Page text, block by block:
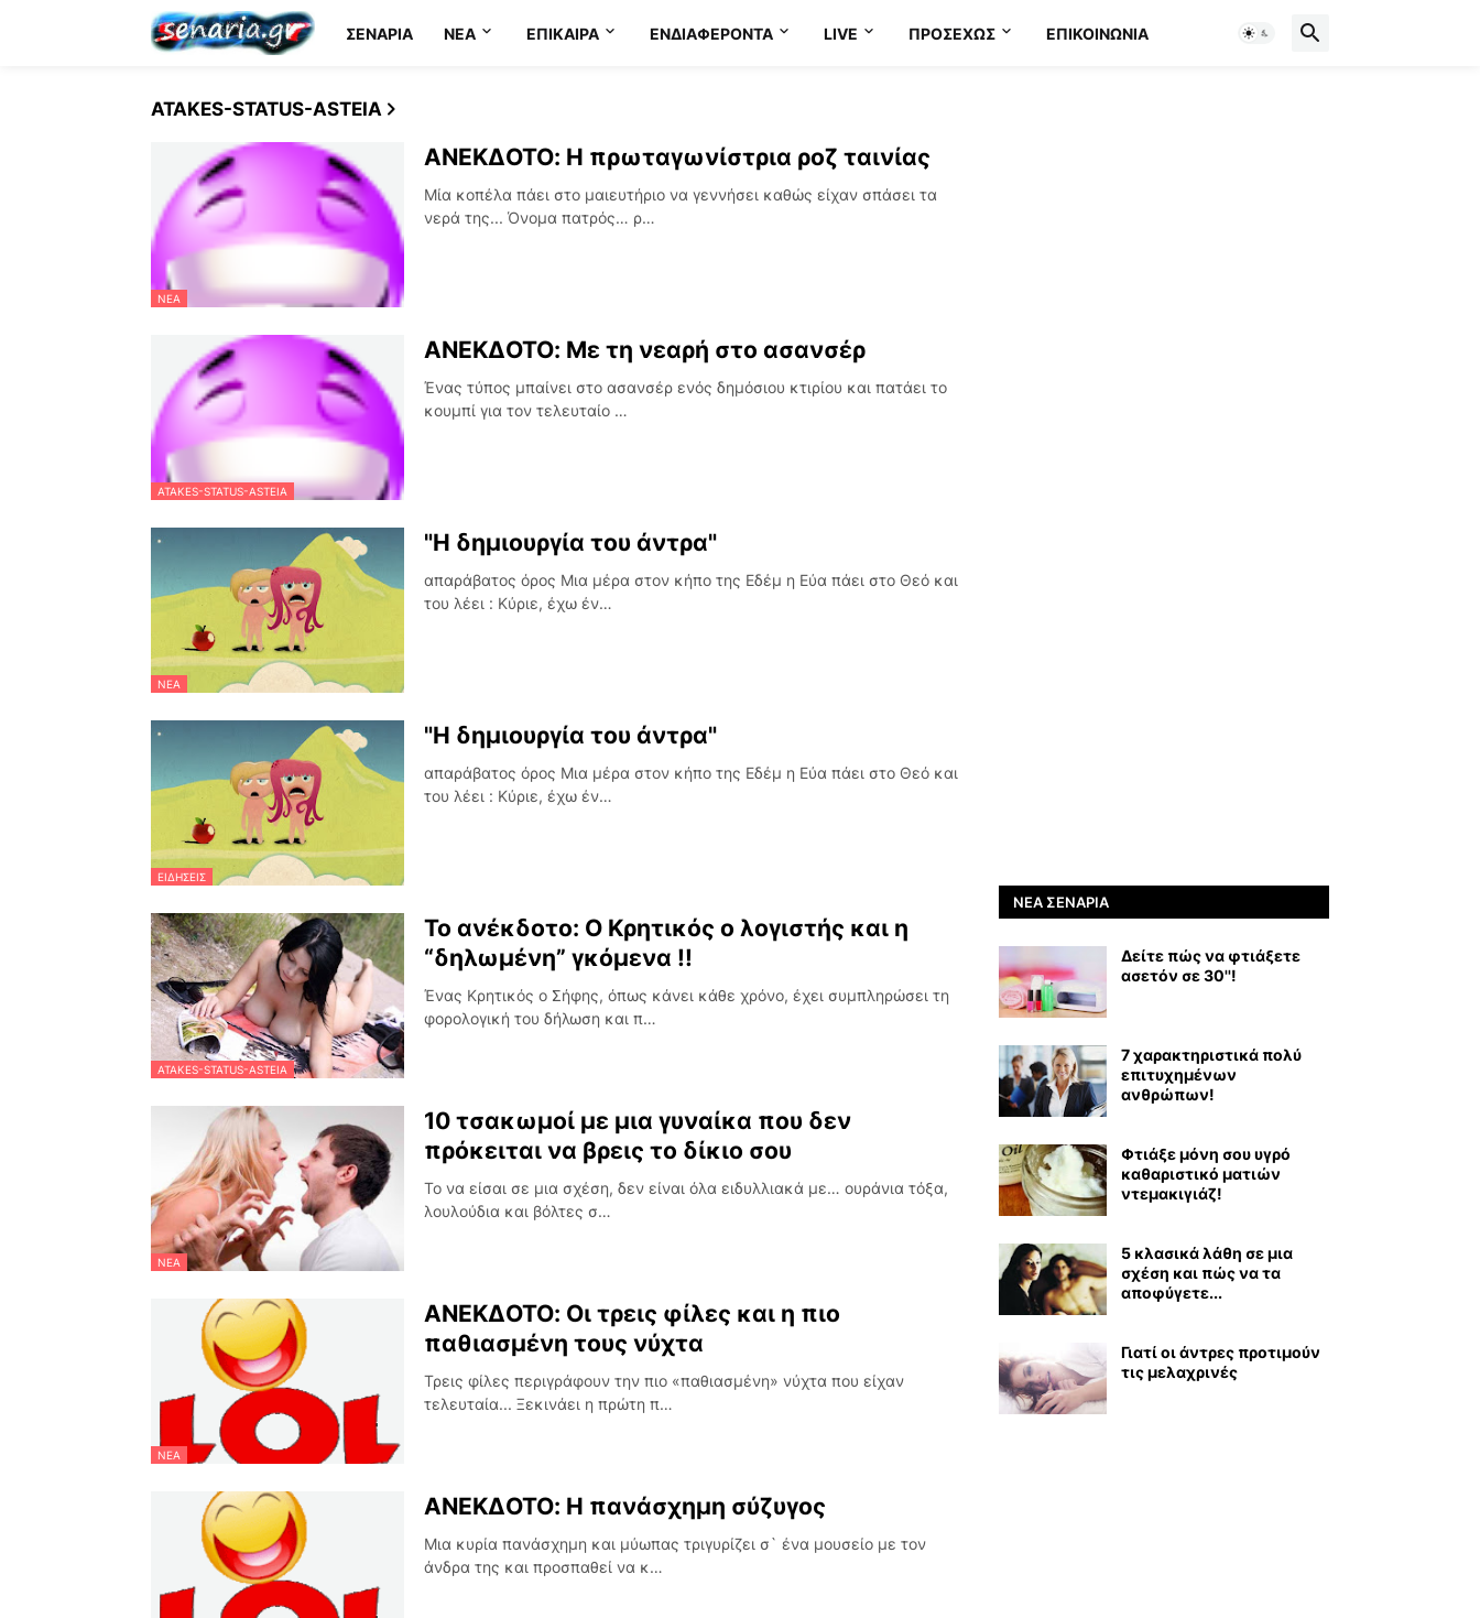
ΣΕΝΆΡΙΑ NEA ΕΠΊΚΑΙΡΑ ΕΝΔΙΑΦΈΡΟΝΤΑ LIVE ΠΡΟΣΕΧΩΣ ΕΠΙΚΟΙΝΩΝΊΑ
ATAKES-STATUS-ASTEIA
ΝΈΑ
ΑΝΕΚΔΟΤΟ: Η πρωταγωνίστρια ροζ ταινίας
Mία κοπέλα πάει στο μαιευτήριο να γεννήσει καθώς είχαν σπάσει τα
νερά της... Όνομα πατρός… ρ…
ATAKES-STATUS-ASTEIA
ΑΝΕΚΔΟΤΟ: Με τη νεαρή στο ασανσέρ
Ένας τύπος μπαίνει στο ασανσέρ ενός δημόσιου κτιρίου και πατάει το
κουμπί για τον τελευταίο …
ΝΈΑ
"H δημιουργία του άντρα"
απαράβατος όρος Μια μέρα στον κήπο της Εδέμ η Εύα πάει στο Θεό και
του λέει : Κύριε, έχω έν…
ΕΙΔΗΣΕΙΣ
"H δημιουργία του άντρα"
απαράβατος όρος Μια μέρα στον κήπο της Εδέμ η Εύα πάει στο Θεό και
του λέει : Κύριε, έχω έν…
ATAKES-STATUS-ASTEIA
Το ανέκδοτο: Ο Κρητικός ο λογιστής και η
“δηλωμένη” γκόμενα !!
Ένας Κρητικός ο Σήφης, όπως κάνει κάθε χρόνο, έχει συμπληρώσει τη
φορολογική του δήλωση και π…
ΝΈΑ
10 τσακωμοί με μια γυναίκα που δεν
πρόκειται να βρεις το δίκιο σου
Το να είσαι σε μια σχέση, δεν είναι όλα ειδυλλιακά με… ουράνια τόξα,
λουλούδια και βόλτες σ…
ΝΈΑ
ΑΝΕΚΔΟΤΟ: Οι τρεις φίλες και η πιο
παθιασμένη τους νύχτα
Τρεις φίλες περιγράφουν την πιο «παθιασμένη» νύχτα που είχαν
τελευταία... Ξεκινάει η πρώτη π…
ΑΝΕΚΔΟΤΟ: Η πανάσχημη σύζυγος
Μια κυρία πανάσχημη και μύωπας τριγυρίζει σ` ένα μουσείο με τον
άνδρα της και προσπαθεί να κ…
ΝΈΑ ΣΕΝΆΡΙΑ
Δείτε πώς να φτιάξετε
ασετόν σε 30''!
7 χαρακτηριστικά πολύ
επιτυχημένων
ανθρώπων!
Φτιάξε μόνη σου υγρό
καθαριστικό ματιών
ντεμακιγιάζ!
5 κλασικά λάθη σε μια
σχέση και πώς να τα
αποφύγετε...
Γιατί οι άντρες προτιμούν
τις μελαχρινές